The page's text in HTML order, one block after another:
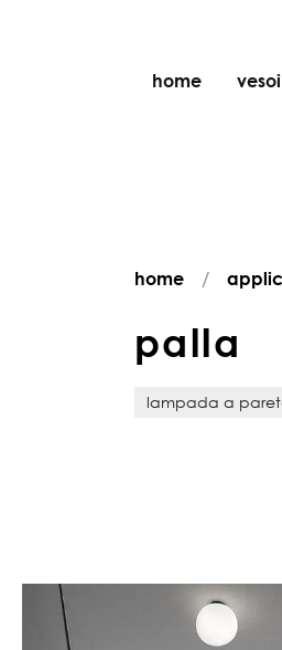
home vesoi
home
palla
lampada a